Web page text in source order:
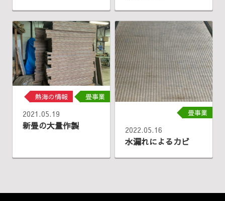
熱海の情報 畳事業
2021.05.19
新畳の大量作製
畳事業
2022.05.16
水漏れによるカビ